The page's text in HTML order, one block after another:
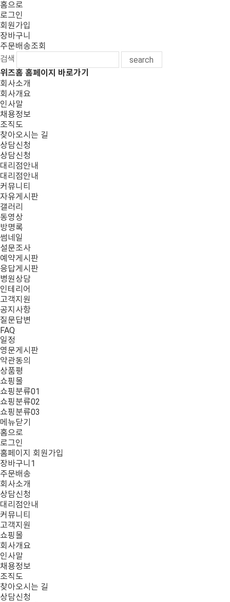
홈으로
로그인
회원가입
장바구니
주문배송조회
검색
search
위즈홈 홈페이지 바로가기
회사소개
회사개요
인사말
채용정보
조직도
찾아오시는 길
상담신청
상담신청
대리점안내
대리점안내
커뮤니티
자유게시판
갤러리
동영상
방명록
썸네일
설문조사
예약게시판
응답게시판
병원상담
인테리어
고객지원
공지사항
질문답변
FAQ
일정
영문게시판
약관동의
상품평
쇼핑몰
쇼핑분류01
쇼핑분류02
쇼핑분류03
메뉴닫기
홈으로
로그인
홈페이지 회원가입
장바구니 1
주문배송
회사소개
상담신청
대리점안내
커뮤니티
고객지원
쇼핑몰
회사개요
인사말
채용정보
조직도
찾아오시는 길
상담신청